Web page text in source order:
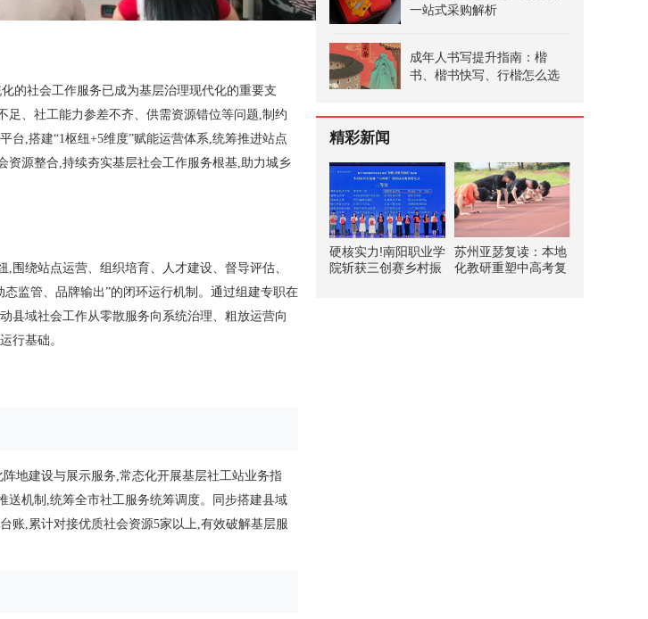
的社会工作服务已成为基层治理现代化的重要支
、社工能力参差不齐、供需资源错位等问题,制约
台,搭建“1枢纽+5维度”赋能运营体系,统筹推进站点
资源整合,持续夯实基层社会工作服务根基,助力城乡
围绕站点运营、组织培育、人才建设、督导评估、
监管、品牌输出”的闭环运行机制。通过组建专职在
县域社会工作从零散服务向系统治理、粗放运营向
行基础。
地建设与展示服务,常态化开展基层社工站业务指
送机制,统筹全市社工服务统筹调度。同步搭建县域
账,累计对接优质社会资源5家以上,有效破解基层服
一站式采购解析
成年人书写提升指南：楷
书、楷书快写、行楷怎么选
精彩新闻
硬核实力!南阳职业学
院斩获三创赛乡村振
苏州亚瑟复读：本地
化教研重塑中高考复